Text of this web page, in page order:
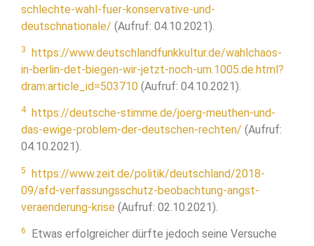
schlechte-wahl-fuer-konservative-und-
deutschnationale/ (Aufruf: 04.10.2021).
3
https://www.deutschlandfunkkultur.de/wahlchaos-
in-berlin-det-biegen-wir-jetzt-noch-um.1005.de.html?
dram:article_id=503710 (Aufruf: 04.10.2021).
4
https://deutsche-stimme.de/joerg-meuthen-und-
das-ewige-problem-der-deutschen-rechten/ (Aufruf:
04.10.2021).
5
https://www.zeit.de/politik/deutschland/2018-
09/afd-verfassungsschutz-beobachtung-angst-
veraenderung-krise (Aufruf: 02.10.2021).
6
Etwas erfolgreicher dürfte jedoch seine Versuche